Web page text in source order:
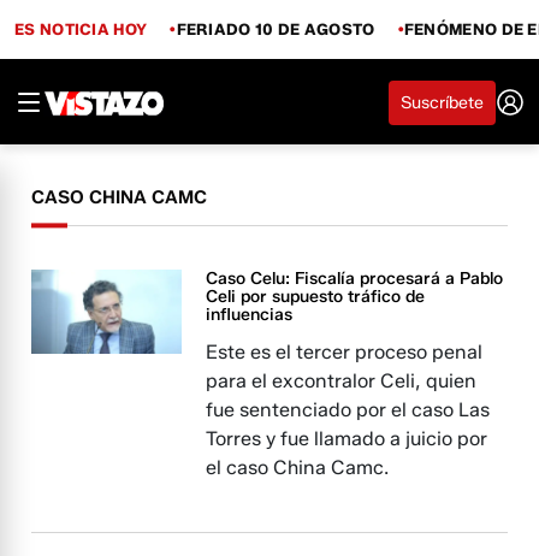
ES NOTICIA HOY FERIADO 10 DE AGOSTO FENÓMENO DE
Suscríbete
CASO CHINA CAMC
Caso Celu: Fiscalía procesará a Pablo
Celi por supuesto tráfico de
influencias
Este es el tercer proceso penal
para el excontralor Celi, quien
fue sentenciado por el caso Las
Torres y fue llamado a juicio por
el caso China Camc.